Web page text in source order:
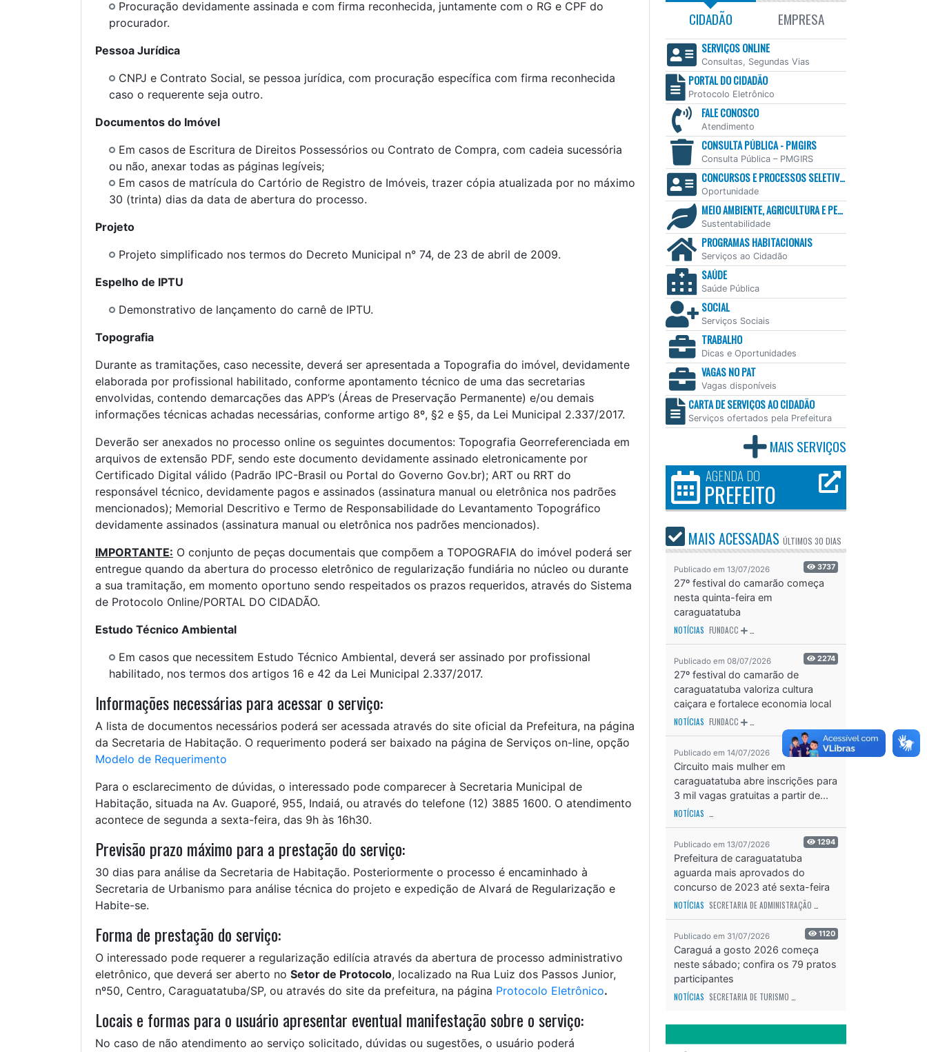
Procuração devidamente assinada e com firma reconhecida, juntamente com o RG e CPF do
procurador.
Pessoa Jurídica
CNPJ e Contrato Social, se pessoa jurídica, com procuração específica com firma reconhecida
caso o requerente seja outro.
Documentos do Imóvel
Em casos de Escritura de Direitos Possessórios ou Contrato de Compra, com cadeia sucessória
ou não, anexar todas as páginas legíveis;
Em casos de matrícula do Cartório de Registro de Imóveis, trazer cópia atualizada por no máximo
30 (trinta) dias da data de abertura do processo.
Projeto
Projeto simplificado nos termos do Decreto Municipal n° 74, de 23 de abril de 2009.
Espelho de IPTU
Demonstrativo de lançamento do carnê de IPTU.
Topografia
Durante as tramitações, caso necessite, deverá ser apresentada a Topografia do imóvel, devidamente
elaborada por profissional habilitado, conforme apontamento técnico de uma das secretarias
envolvidas, contendo demarcações das APP’s (Áreas de Preservação Permanente) e/ou demais
informações técnicas achadas necessárias, conforme artigo 8º, §2 e §5, da Lei Municipal 2.337/2017.
Deverão ser anexados no processo online os seguintes documentos: Topografia Georreferenciada em
arquivos de extensão PDF, sendo este documento devidamente assinado eletronicamente por
Certificado Digital válido (Padrão IPC-Brasil ou Portal do Governo Gov.br); ART ou RRT do
responsável técnico, devidamente pagos e assinados (assinatura manual ou eletrônica nos padrões
mencionados); Memorial Descritivo e Termo de Responsabilidade do Levantamento Topográfico
devidamente assinados (assinatura manual ou eletrônica nos padrões mencionados).
IMPORTANTE: O conjunto de peças documentais que compõem a TOPOGRAFIA do imóvel poderá ser
entregue quando da abertura do processo eletrônico de regularização fundiária no núcleo ou durante
a sua tramitação, em momento oportuno sendo respeitados os prazos requeridos, através do Sistema
de Protocolo Online/PORTAL DO CIDADÃO.
Estudo Técnico Ambiental
Em casos que necessitem Estudo Técnico Ambiental, deverá ser assinado por profissional
habilitado, nos termos dos artigos 16 e 42 da Lei Municipal 2.337/2017.
Informações necessárias para acessar o serviço:
A lista de documentos necessários poderá ser acessada através do site oficial da Prefeitura, na página
da Secretaria de Habitação. O requerimento poderá ser baixado na página de Serviços on-line, opção
Modelo de Requerimento
Para o esclarecimento de dúvidas, o interessado pode comparecer à Secretaria Municipal de
Habitação, situada na Av. Guaporé, 955, Indaiá, ou através do telefone (12) 3885 1600. O atendimento
acontece de segunda a sexta-feira, das 9h às 16h30.
Previsão prazo máximo para a prestação do serviço:
30 dias para análise da Secretaria de Habitação. Posteriormente o processo é encaminhado à
Secretaria de Urbanismo para análise técnica do projeto e expedição de Alvará de Regularização e
Habite-se.
Forma de prestação do serviço:
O interessado pode requerer a regularização edilícia através da abertura de processo administrativo
eletrônico, que deverá ser aberto no Setor de Protocolo, localizado na Rua Luiz dos Passos Junior,
nº50, Centro, Caraguatatuba/SP, ou através do site da prefeitura, na página Protocolo Eletrônico.
Locais e formas para o usuário apresentar eventual manifestação sobre o serviço:
No caso de não atendimento ao serviço solicitado, dúvidas ou sugestões, o usuário poderá
CIDADÃO EMPRESA
SERVIÇOS ONLINE
Consultas, Segundas Vias
PORTAL DO CIDADÃO
Protocolo Eletrônico
FALE CONOSCO
Atendimento
CONSULTA PÚBLICA - PMGIRS
Consulta Pública – PMGIRS
CONCURSOS E PROCESSOS SELETIVOS
Oportunidade
MEIO AMBIENTE, AGRICULTURA E PESCA
Sustentabilidade
PROGRAMAS HABITACIONAIS
Serviços ao Cidadão
SAÚDE
Saúde Pública
SOCIAL
Serviços Sociais
TRABALHO
Dicas e Oportunidades
VAGAS NO PAT
Vagas disponíveis
CARTA DE SERVIÇOS AO CIDADÃO
Serviços ofertados pela Prefeitura
MAIS SERVIÇOS
AGENDA DO
PREFEITO
MAIS ACESSADAS ÚLTIMOS 30 DIAS
Publicado em 13/07/2026 3737
27º festival do camarão começa
nesta quinta-feira em
caraguatatuba
NOTÍCIAS FUNDACC
Publicado em 08/07/2026 2274
27º festival do camarão de
caraguatatuba valoriza cultura
caiçara e fortalece economia local
NOTÍCIAS FUNDACC
Publicado em 14/07/2026 2214
Circuito mais mulher em
caraguatatuba abre inscrições para
3 mil vagas gratuitas a partir de...
NOTÍCIAS
Publicado em 13/07/2026 1294
Prefeitura de caraguatatuba
aguarda mais aprovados do
concurso de 2023 até sexta-feira
(17)
NOTÍCIAS SECRETARIA DE ADMINISTRAÇÃO
Publicado em 31/07/2026 1120
Caraguá a gosto 2026 começa
neste sábado; confira os 79 pratos
participantes
NOTÍCIAS SECRETARIA DE TURISMO